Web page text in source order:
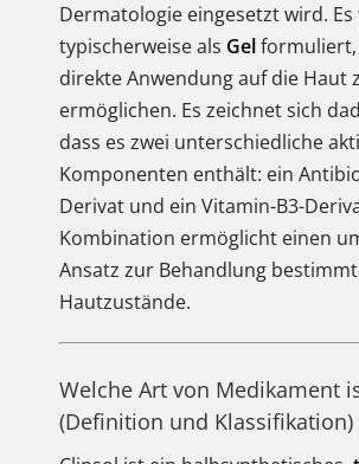
Dermatologie eingesetzt wird. Es
typischerweise als Gel
direkte Anwendung auf die Haut
ermöglichen. Es zeichnet sich
dass es zwei unterschiedliche
Komponenten enthält: ein
Derivat und ein Vitamin-B3-
Kombination ermöglicht einen
Ansatz zur Behandlung
Hautzustände.
Welche Art von Medikament
(Definition und Klassifikation)